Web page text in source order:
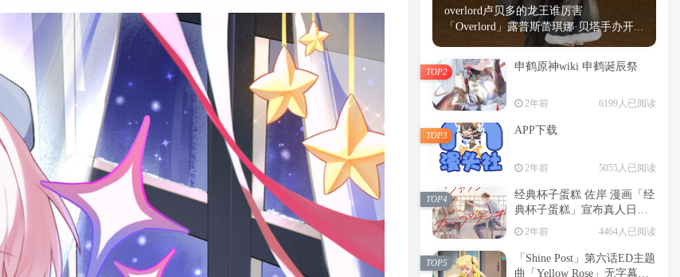
overlord卢贝多的龙王谁厉害
「Overlord」露普斯蕾琪娜·贝塔手办开...
申鹤原神wiki 申鹤诞辰祭
2年前 6199人已阅读
TOP2
APP下载
2年前 5055人已阅读
TOP3
经典杯子蛋糕 佐岸 漫画「经
典杯子蛋糕」宣布真人日剧
化
2年前 4464人已阅读
TOP4
「Shine Post」第六话ED主题
曲「Yellow Rose」无字幕MV
TOP5
进击的巨人 高岭
8697人已阅读
overlord卢贝多的龙王谁厉害
「Overlord」露普斯蕾琪娜·贝塔手办开...
TOP1
申鹤原神wiki 申鹤诞辰祭
2年前 6199人已阅读
TOP2